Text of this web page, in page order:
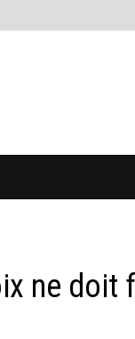
ne doit